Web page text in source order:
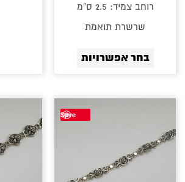
רוחב צמיד: 2.5 ס"מ
שרשרת תואמת
בחר אפשרויות
Save